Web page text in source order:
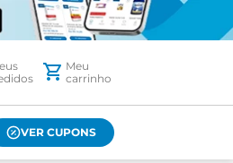
VER CUPONS